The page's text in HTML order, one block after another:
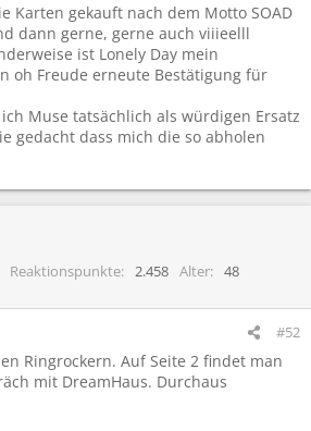
Karten gekauft nach dem Motto SOAD
dann gerne, gerne auch viiieelll
ist Lonely Day mein
oh Freude erneute Bestätigung für
Muse tatsächlich als würdigen Ersatz
gedacht dass mich die so abholen
Reaktionspunkte 2.458 Alter
48
#52
Ringrockern. Auf Seite 2 findet man
mit DreamHaus. Durchaus